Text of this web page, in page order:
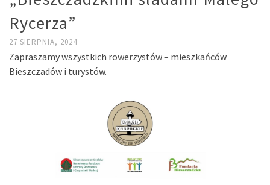
Rycerza”
27 SIERPNIA, 2024
Zapraszamy wszystkich rowerzystów – mieszkańców
Bieszczadów i turystów.